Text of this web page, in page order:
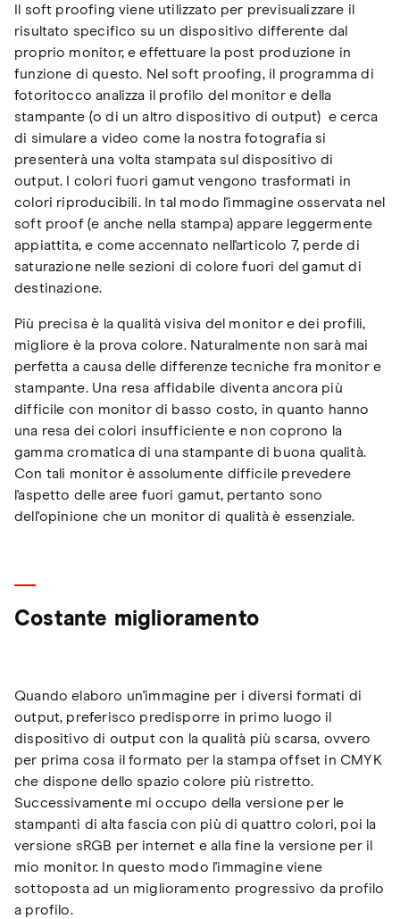
Il soft proofing viene utilizzato per previsualizzare il
risultato specifico su un dispositivo differente dal
proprio monitor, e effettuare la post produzione in
funzione di questo. Nel soft proofing, il programma di
fotoritocco analizza il profilo del monitor e della
stampante (o di un altro dispositivo di output) e cerca
di simulare a video come la nostra fotografia si
presenterà una volta stampata sul dispositivo di
output. I colori fuori gamut vengono trasformati in
colori riproducibili. In tal modo l'immagine osservata nel
soft proof (e anche nella stampa) appare leggermente
appiattita, e come accennato nell'articolo 7, perde di
saturazione nelle sezioni di colore fuori del gamut di
destinazione.
Più precisa è la qualità visiva del monitor e dei profili,
migliore è la prova colore. Naturalmente non sarà mai
perfetta a causa delle differenze tecniche fra monitor e
stampante. Una resa affidabile diventa ancora più
difficile con monitor di basso costo, in quanto hanno
una resa dei colori insufficiente e non coprono la
gamma cromatica di una stampante di buona qualità.
Con tali monitor è assolumente difficile prevedere
l'aspetto delle aree fuori gamut, pertanto sono
dell'opinione che un monitor di qualità è essenziale.
Costante miglioramento
Quando elaboro un'immagine per i diversi formati di
output, preferisco predisporre in primo luogo il
dispositivo di output con la qualità più scarsa, ovvero
per prima cosa il formato per la stampa offset in CMYK
che dispone dello spazio colore più ristretto.
Successivamente mi occupo della versione per le
stampanti di alta fascia con più di quattro colori, poi la
versione sRGB per internet e alla fine la versione per il
mio monitor. In questo modo l'immagine viene
sottoposta ad un miglioramento progressivo da profilo
a profilo.